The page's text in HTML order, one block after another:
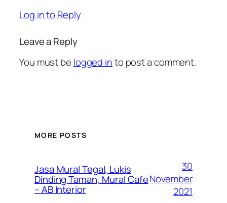
Log in to Reply
Leave a Reply
You must be logged into post a comment.
MORE POSTS
Jasa Mural Tegal, Lukis
Dinding Taman, Mural Cafe
– AB Interior
30
November
2021